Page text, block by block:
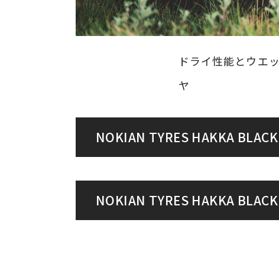
ドライ性能とウエ
ヤ
NOKIAN TYRES HAKKA
NOKIAN TYRES HAKKA